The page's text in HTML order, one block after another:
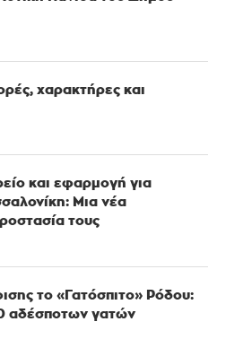
χαρακτήρες και
και εφαρμογή για
Μια νέα
τους
το «Γατόσπιτο» Ρόδου:
αδέσποτων γατών